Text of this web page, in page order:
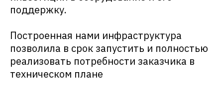
поддержку.
Построенная нами инфраструктура
позволила в срок запустить и полностью
реализовать потребности заказчика в
техническом плане